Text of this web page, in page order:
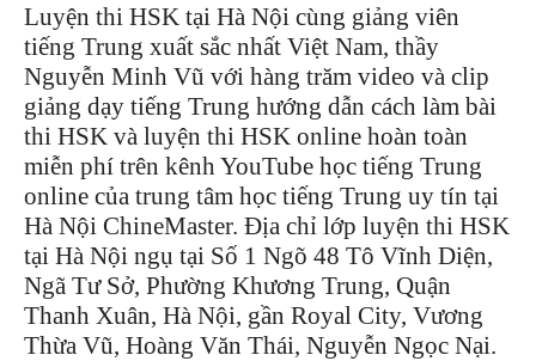
Luyện thi HSK tại Hà Nội cùng giảng viên
tiếng Trung xuất sắc nhất Việt Nam, thầy
Nguyễn Minh Vũ với hàng trăm video và clip
giảng dạy tiếng Trung hướng dẫn cách làm bài
thi HSK và luyện thi HSK online hoàn toàn
miễn phí trên kênh YouTube học tiếng Trung
online của trung tâm học tiếng Trung uy tín tại
Hà Nội ChineMaster. Địa chỉ lớp luyện thi HSK
tại Hà Nội ngụ tại Số 1 Ngõ 48 Tô Vĩnh Diện,
Ngã Tư Sở, Phường Khương Trung, Quận
Thanh Xuân, Hà Nội, gần Royal City, Vương
Thừa Vũ, Hoàng Văn Thái, Nguyễn Ngọc Nại.